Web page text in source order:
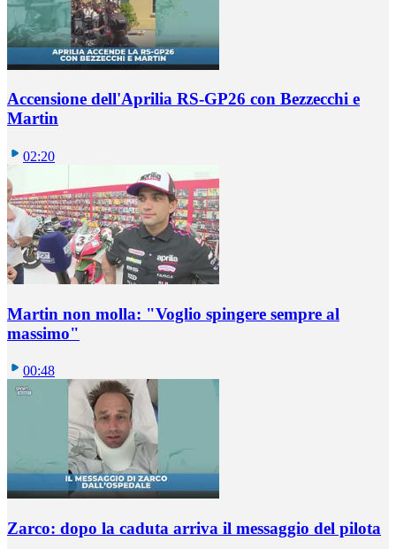
Accensione dell'Aprilia RS-GP26 con Bezzecchi e
Martin
02:20
Martin non molla: "Voglio spingere sempre al
massimo"
00:48
Zarco: dopo la caduta arriva il messaggio del pilota